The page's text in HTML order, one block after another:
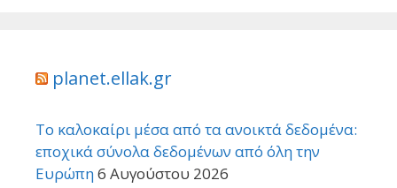
planet.ellak.gr
Το καλοκαίρι μέσα από τα ανοικτά δεδομένα:
εποχικά σύνολα δεδομένων από όλη την
Ευρώπη6 Αυγούστου 2026